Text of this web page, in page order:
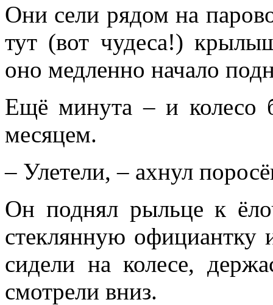
Они сели рядом на
тут (вот чудеса!)
оно медленно начало
Ещё минута – и колесо
месяцем.
– Улетели, – ахнул
Он поднял рыльце к
стеклянную официантку
сидели на колесе,
смотрели вниз.